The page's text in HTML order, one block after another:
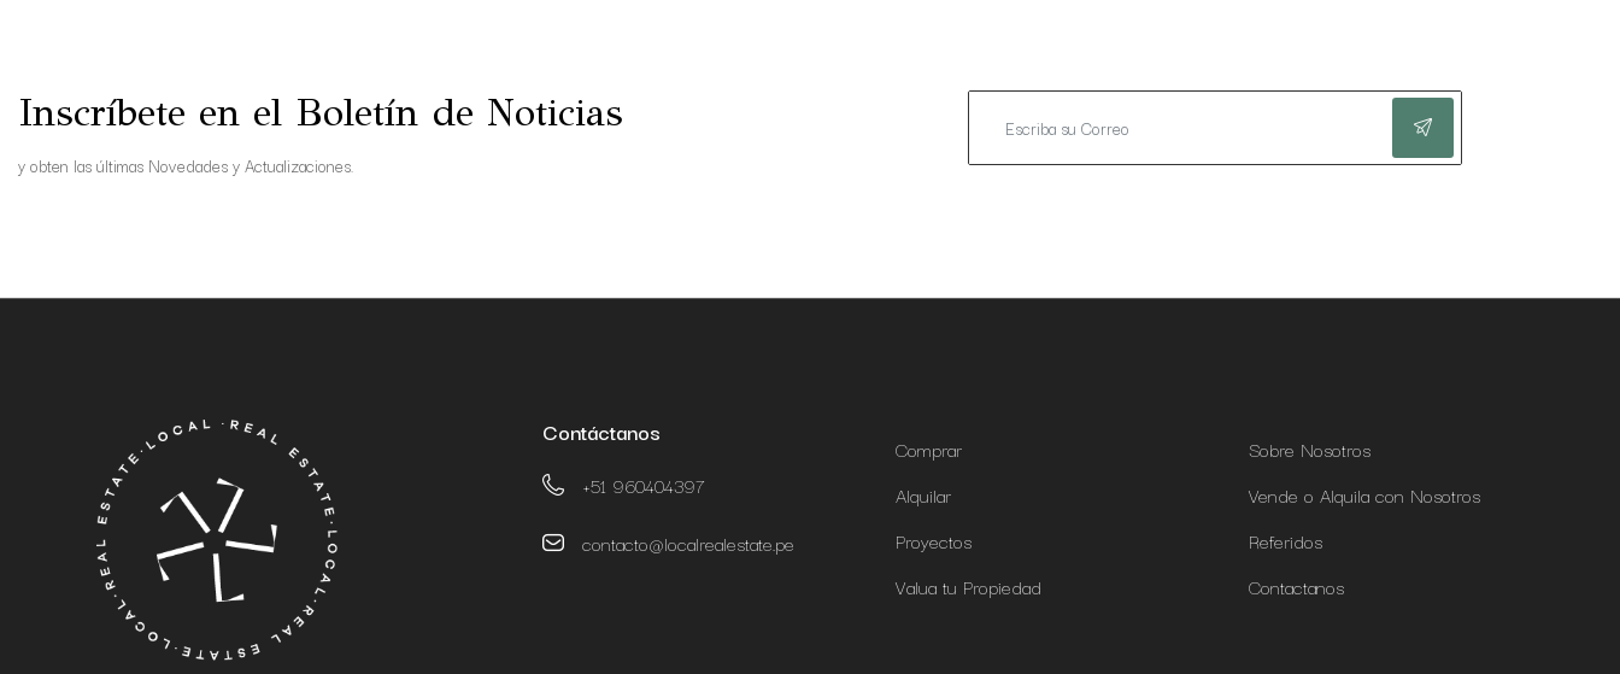
Inscríbete en el Boletín de Noticias
y obten las últimas Novedades y Actualizaciones.
Contáctanos
+51 960404397
contacto@localrealestate.pe
Comprar
Alquilar
Proyectos
Valua tu Propiedad
Sobre Nosotros
Vende o Alquila con Nosotros
Referidos
Contactanos